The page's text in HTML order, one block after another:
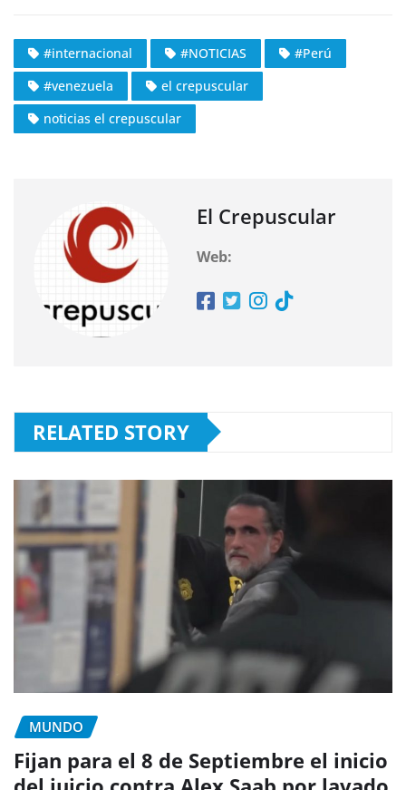
#internacional #NOTICIAS
#Perú
#venezuela
el crepuscular
noticias el crepuscular
El Crepuscular
Web:
RELATED STORY
MUNDO
Fijan para el 8 de Septiembre el inicio